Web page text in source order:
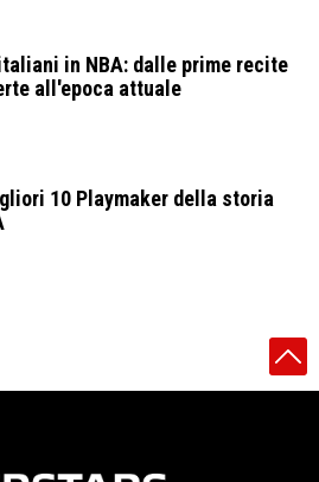
in NBA: dalle prime recite
all'epoca attuale
10 Playmaker della storia